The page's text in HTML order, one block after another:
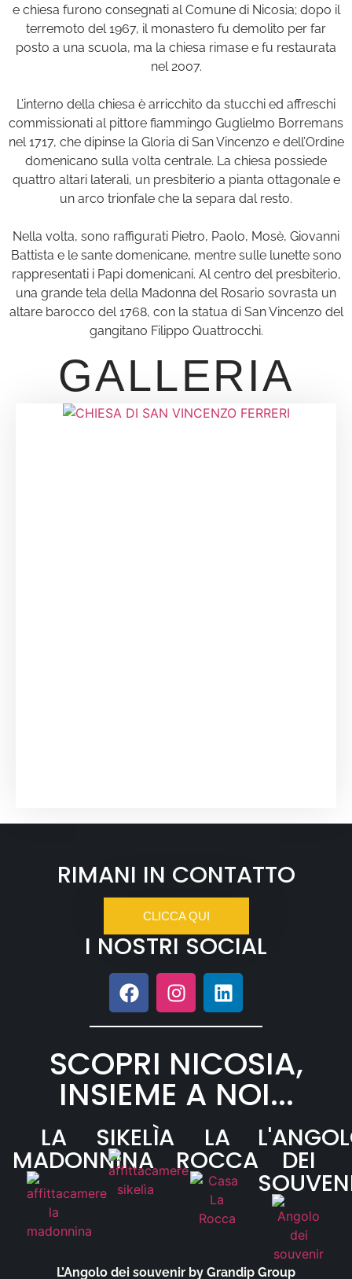
e chiesa furono consegnati al Comune di Nicosia; dopo il
terremoto del 1967, il monastero fu demolito per far
posto a una scuola, ma la chiesa rimase e fu restaurata
nel 2007.
L’interno della chiesa è arricchito da stucchi ed affreschi
commissionati al pittore fiammingo Guglielmo Borremans
nel 1717, che dipinse la Gloria di San Vincenzo e dell’Ordine
domenicano sulla volta centrale. La chiesa possiede
quattro altari laterali, un presbiterio a pianta ottagonale e
un arco trionfale che la separa dal resto.
Nella volta, sono raffigurati Pietro, Paolo, Mosè, Giovanni
Battista e le sante domenicane, mentre sulle lunette sono
rappresentati i Papi domenicani. Al centro del presbiterio,
una grande tela della Madonna del Rosario sovrasta un
altare barocco del 1768, con la statua di San Vincenzo del
gangitano Filippo Quattrocchi.
GALLERIA
RIMANI IN CONTATTO
CLICCA QUI
I NOSTRI SOCIAL
SCOPRI NICOSIA,
INSIEME A NOI...
LA
MADONNINA
SIKELÌA LA
ROCCA DEI
L’Angolo dei souvenir by Grandip Group